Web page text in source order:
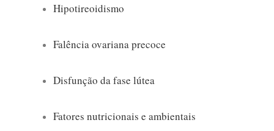
Hipotireoidismo
Falência ovariana precoce
Disfunção da fase lútea
Fatores nutricionais e ambientais